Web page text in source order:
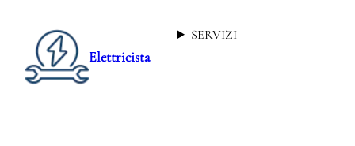
Elettricista
SERVIZI